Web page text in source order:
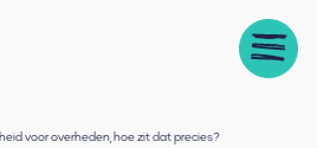
voor overheden, hoe zit dat precies?